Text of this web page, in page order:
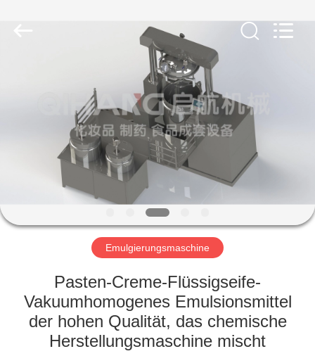
PRODUKTE
FABRIK-
AUSFLUG
QUALITÄTSKONTROLLE
TRETEN
Emulgierungsmaschine
Pasten-Creme-Flüssigseife-
Vakuumhomogenes Emulsionsmittel
der hohen Qualität, das chemische
Herstellungsmaschine mischt